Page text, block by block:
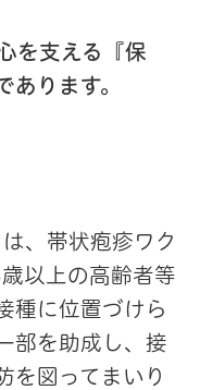
を支える『保
あります。
、帯状疱疹ワク
以上の高齢者等
種に位置づけら
部を助成し、接
を図ってまいり